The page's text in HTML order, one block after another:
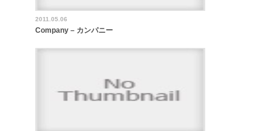
2011.05.06
Company – カンパニー